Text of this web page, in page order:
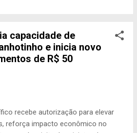
capacidade de
e inicia novo
de R$ 50
recebe autorização para elevar
reforça impacto econômico no